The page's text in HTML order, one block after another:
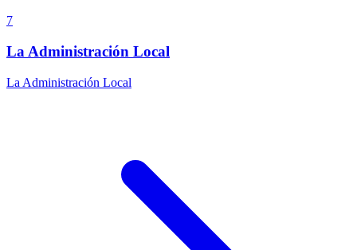
7
La Administración Local
La Administración Local